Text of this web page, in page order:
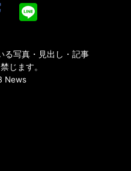
る写真・見出し・記事
じます。
News